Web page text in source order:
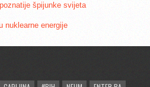
špijunke svijeta
nuklearne energije